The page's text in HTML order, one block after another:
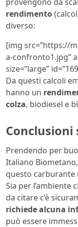
rendimento
diverso:
[img src=”https://
a-confronto1.jpg”
size=”large”
Da questi calcoli
hanno un
colza, biodiesel e
Prendendo per
Italiano
questo carburante
Sia per l’ambiente
da citare c’è
richiede alcuna
può essere